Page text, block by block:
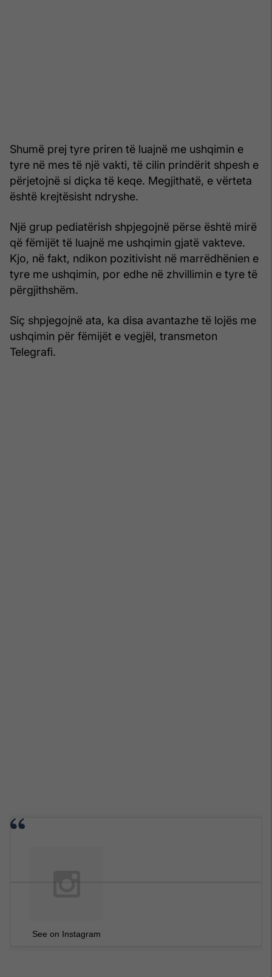
Shumë prej tyre priren të luajnë me ushqimin e
tyre në mes të një vakti, të cilin prindërit shpesh e
përjetojnë si diçka të keqe. Megjithatë, e vërteta
është krejtësisht ndryshe.
Një grup pediatërish shpjegojnë përse është mirë
që fëmijët të luajnë me ushqimin gjatë vakteve.
Kjo, në fakt, ndikon pozitivisht në marrëdhënien e
tyre me ushqimin, por edhe në zhvillimin e tyre të
përgjithshëm.
Siç shpjegojnë ata, ka disa avantazhe të lojës me
ushqimin për fëmijët e vegjël, transmeton
Telegrafi.
See on Instagram